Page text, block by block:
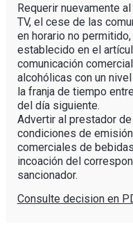
Requerir nuevamente
TV, el cese de las
en horario no
establecido en el
comunicación
alcohólicas con un
la franja de tiempo
del día siguiente.
Advertir al prestador
condiciones de
comerciales de
incoación del
sancionador.
Consulte decision en